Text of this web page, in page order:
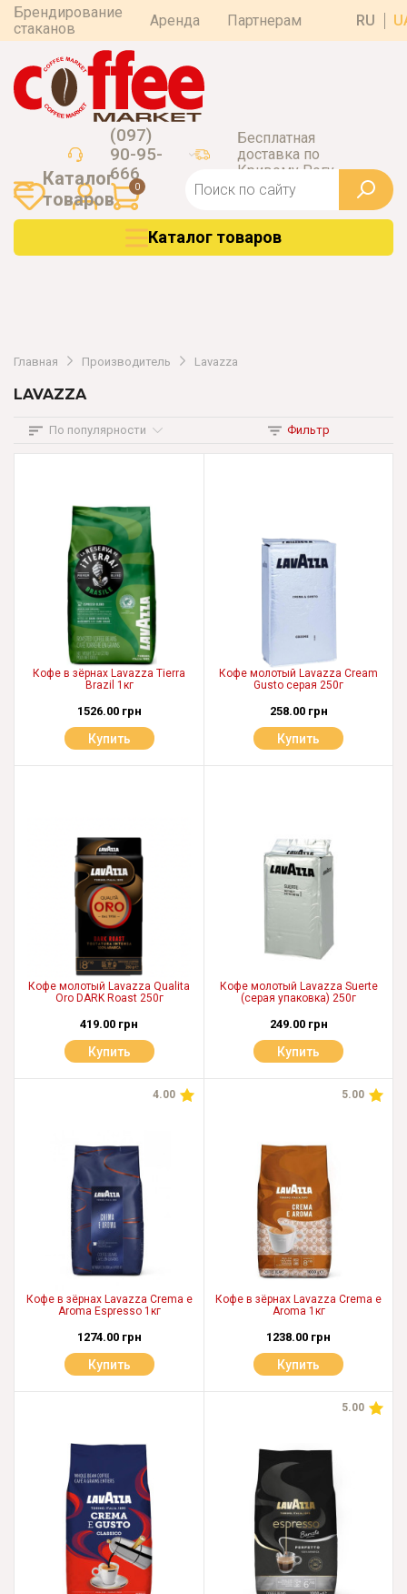
Брендирование
стаканов
Аренда Партнерам RU
(097)
90-95-
666
Бесплатная
доставка по
Кривому Рогу
0
Каталог
товаров
Каталог товаров
Главная Производитель Lavazza
LAVAZZA
По популярности Фильтр
Кофе в зёрнах Lavazza Tierra
Brazil 1кг
1526.00 грн
Купить
Кофе молотый Lavazza Cream
Gusto серая 250г
258.00 грн
Купить
Кофе молотый Lavazza Qualita
Oro DARK Roast 250г
419.00 грн
Купить
Кофе молотый Lavazza Suerte
(серая упаковка) 250г
249.00 грн
Купить
4.00
Кофе в зёрнах Lavazza Crema e
Aroma Espresso 1кг
1274.00 грн
Купить
5.00
Кофе в зёрнах Lavazza Crema e
Aroma 1кг
1238.00 грн
Купить
5.00